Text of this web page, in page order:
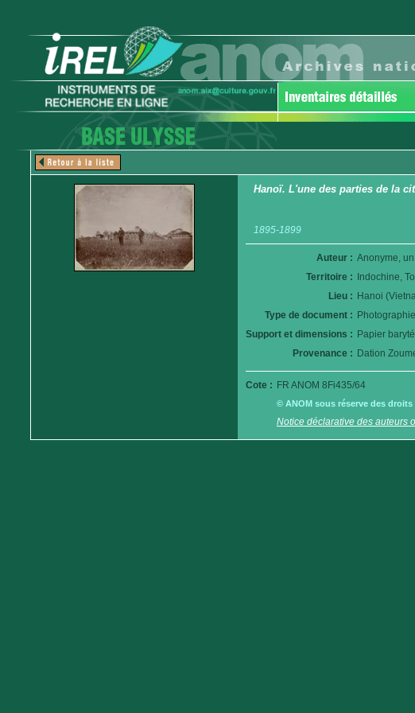
Hanoï. L'une des parties de la
1895-1899
Auteur : Anonyme,
Territoire :
Indochine,
Lieu : Hanoi
Type de document : Photographie
Support et dimensions : Papier
Provenance : Dation
Cote : FR ANOM 8Fi435/64
© ANOM sous réserve des
Notice déclarative des auteurs